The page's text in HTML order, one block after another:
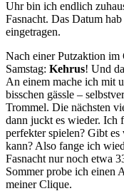
Uhr bin ich endlich
Fasnacht. Das Datum
eingetragen.
Nach einer Putzaktion im
Samstag: Kehrus! Und
An einem mache ich mit
bisschen gässle –
Trommel. Die nächsten
dann juckt es wieder. Ich
perfekter spielen? Gibt
kann? Also fange ich
Fasnacht nur noch etwa
Sommer probe ich einen
meiner Clique.